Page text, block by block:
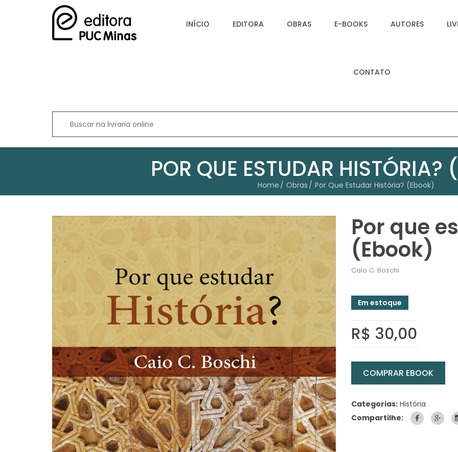
INÍCIO EDITORA OBRAS E-BOOKS AUTORES
CONTATO
POR QUE ESTUDAR HISTÓRIA?
Home Obras Por Que Estudar História? (Ebook)
Por que
(Ebook)
Caio C. Boschi
Em estoque
R$ 30,00
COMPRAR EBOOK
Categorias: História
Compartilhe: